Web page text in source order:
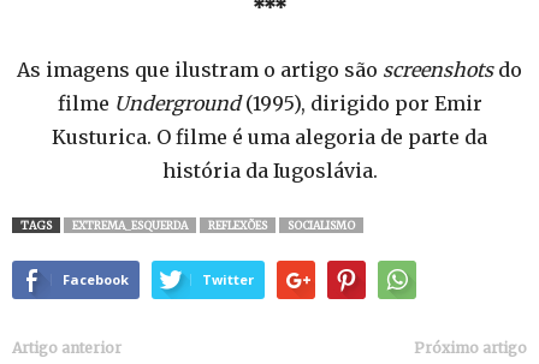
***
As imagens que ilustram o artigo são screenshotsdo
filme Underground(1995), dirigido por Emir
Kusturica. O filme é uma alegoria de parte da
história da Iugoslávia.
TAGS EXTREMA_ESQUERDA REFLEXÕES SOCIALISMO
Facebook Twitter
Artigo anterior Próximo artigo